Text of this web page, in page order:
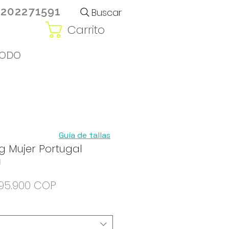
Buscar
Carrito
Mujer Portugal
COP
Guía de tallas